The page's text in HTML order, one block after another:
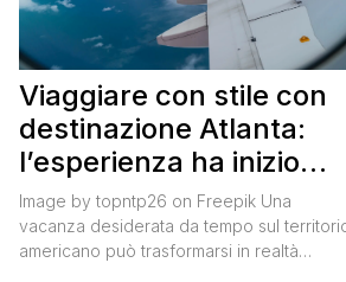
Viaggiare con stile con
destinazione Atlanta:
l’esperienza ha inizio
con un volo Air France
Image by topntp26 on Freepik Una
vacanza desiderata da tempo sul
americano può trasformarsi in realtà